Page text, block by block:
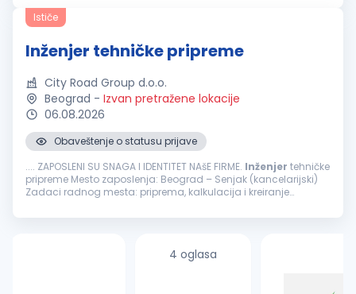
izgradnjom objekata...
Ističe
Inženjer tehničke pripreme
City Road Group d.o.o.
Beograd - Izvan pretražene lokacije
06.08.2026
Obaveštenje o statusu prijave
.... ZAPOSLENI SU SNAGA I IDENTITET NAšE FIRME. Inženjer tehničke
pripreme Mesto zaposlenja: Beograd – Senjak (kancelarijski)
Zadaci radnog mesta: priprema, kalkulacija i kreiranje
tendere...
4 oglasa